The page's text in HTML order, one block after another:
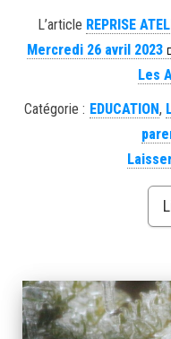
L’article REPRISE
Mercredi 26 avril 2023
Les
Catégorie : EDUCATION,